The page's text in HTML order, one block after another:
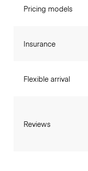
Pricing models
Insurance
Flexible arrival
Reviews